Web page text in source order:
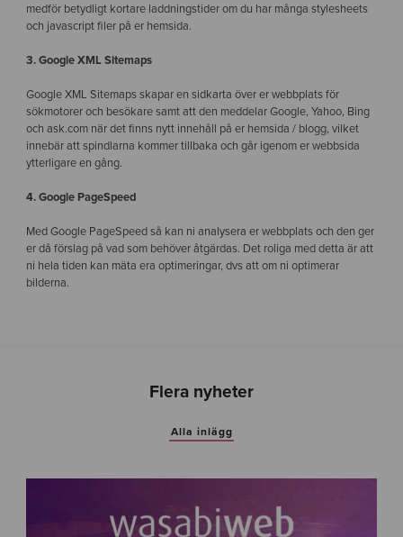
medför betydligt kortare laddningstider om du har många stylesheets
och javascript filer på er hemsida.
3. Google XML Sitemaps
Google XML Sitemaps skapar en sidkarta över er webbplats för
sökmotorer och besökare samt att den meddelar Google, Yahoo, Bing
och ask.com när det finns nytt innehåll på er hemsida / blogg, vilket
innebär att spindlarna kommer tillbaka och går igenom er webbsida
ytterligare en gång.
4. Google PageSpeed
Med Google PageSpeed så kan ni analysera er webbplats och den ger
er då förslag på vad som behöver åtgärdas. Det roliga med detta är att
ni hela tiden kan mäta era optimeringar, dvs att om ni optimerar
bilderna.
Flera nyheter
Alla inlägg